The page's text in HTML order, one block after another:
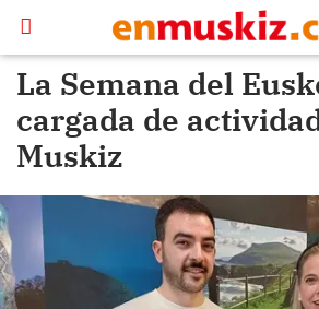
La Semana del
cargada de
Muskiz